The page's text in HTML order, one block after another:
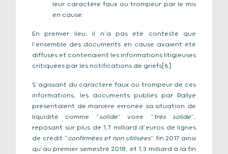
leur caractère faux ou trompeur par le mis
en cause.
En premier lieu, il n’a pas été contesté que
l’ensemble des documents en cause avaient été
diffusés et contenaient les informations litigieuses
critiquées par les notifications de griefs[6].
S’agissant du caractère faux ou trompeur de ces
informations, les documents publiés par Rallye
présentaient de manière erronée sa situation de
liquidité comme “solide” voire “ très solide”,
reposant sur plus de 1,7 milliard d’euros de lignes
de crédit “confirmées et non utilisées” fin 2017 ainsi
qu’au premier semestre 2018, et 1,3 milliard à la fin